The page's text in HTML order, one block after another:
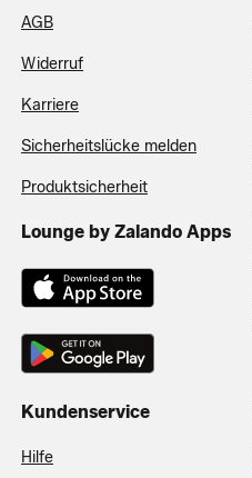
AGB
Widerruf
Karriere
Sicherheitslücke melden
Produktsicherheit
Lounge by Zalando Apps
Kundenservice
Hilfe